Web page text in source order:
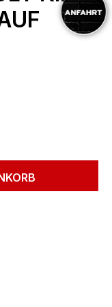
Wert